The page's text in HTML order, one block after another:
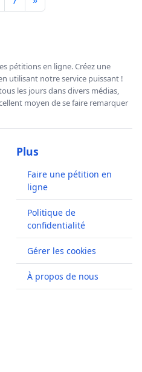
pétitions en ligne. Créez une
utilisant notre service puissant !
les jours dans divers médias,
moyen de se faire remarquer
Plus
Faire une pétition en
ligne
Politique de
confidentialité
Gérer les cookies
À propos de nous